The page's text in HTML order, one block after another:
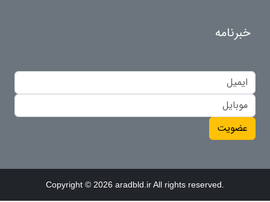
خبرنامه
عضویت
Copyright © 2026 aradbld.ir All rights reserved.